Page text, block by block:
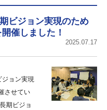
ビジョン実現のため
催しました！
2025.07.17
ジョン実現
させてい
期ビジョ